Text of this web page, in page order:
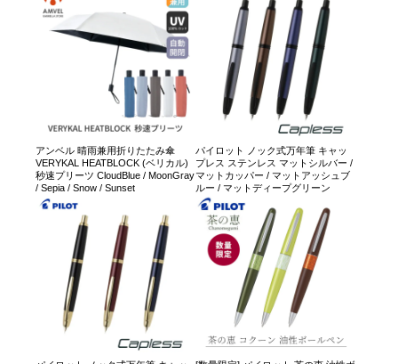
アンベル 晴雨兼用折りたたみ傘
VERYKAL HEATBLOCK (ベリカル)
秒速プリーツ CloudBlue / MoonGray
/ Sepia / Snow / Sunset
パイロット ノック式万年筆 キャッ
プレス ステンレス マットシルバー /
マットカッパー / マットアッシュブ
ルー / マットディープグリーン